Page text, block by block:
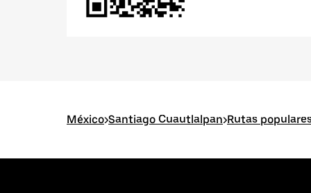
México>Santiago Cuautlalpan>Rutas